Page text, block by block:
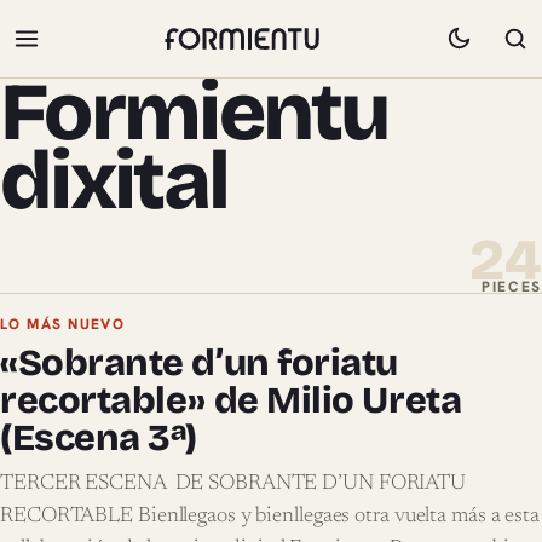
Formientu
dixital
24
PIECES
Pieces de Formientu dixital
LO MÁS NUEVO
«Sobrante d’un foriatu
recortable» de Milio Ureta
(Escena 3ª)
TERCER ESCENA DE SOBRANTE D’UN FORIATU
RECORTABLE Bienllegaos y bienllegaes otra vuelta más a esta